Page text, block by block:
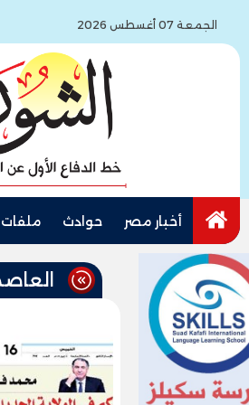
الجمعة 07 أغسطس 2026
أخبار مصر حوادث